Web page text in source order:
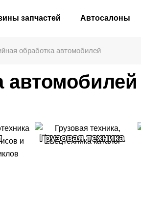
запчастей Автосалоны
обработка автомобилей
Грузовая техника